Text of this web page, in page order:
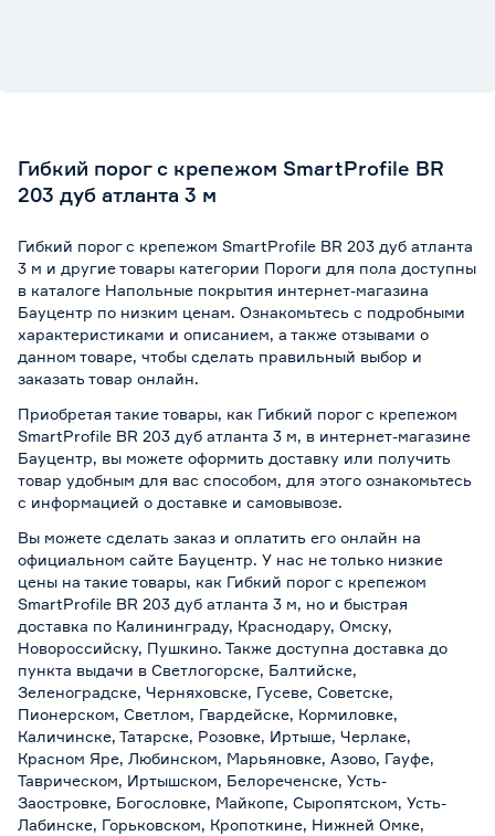
Гибкий порог с крепежом SmartProfile BR
203 дуб атланта 3 м
Гибкий порог с крепежом SmartProfile BR 203 дуб атланта
3 м и другие товары категории Пороги для пола доступны
в каталоге Напольные покрытия интернет-магазина
Бауцентр по низким ценам. Ознакомьтесь с подробными
характеристиками и описанием, а также отзывами о
данном товаре, чтобы сделать правильный выбор и
заказать товар онлайн.
Приобретая такие товары, как Гибкий порог с крепежом
SmartProfile BR 203 дуб атланта 3 м, в интернет-магазине
Бауцентр, вы можете оформить доставку или получить
товар удобным для вас способом, для этого ознакомьтесь
с информацией о доставке и самовывозе.
Вы можете сделать заказ и оплатить его онлайн на
официальном сайте Бауцентр. У нас не только низкие
цены на такие товары, как Гибкий порог с крепежом
SmartProfile BR 203 дуб атланта 3 м, но и быстрая
доставка по Калининграду, Краснодару, Омску,
Новороссийску, Пушкино. Также доступна доставка до
пункта выдачи в Светлогорске, Балтийске,
Зеленоградске, Черняховске, Гусеве, Советске,
Пионерском, Светлом, Гвардейске, Кормиловке,
Каличинске, Татарске, Розовке, Иртыше, Черлаке,
Красном Яре, Любинском, Марьяновке, Азово, Гауфе,
Таврическом, Иртышском, Белореченске, Усть-
Заостровке, Богословке, Майкопе, Сыропятском, Усть-
Лабинске, Горьковском, Кропоткине, Нижней Омке,